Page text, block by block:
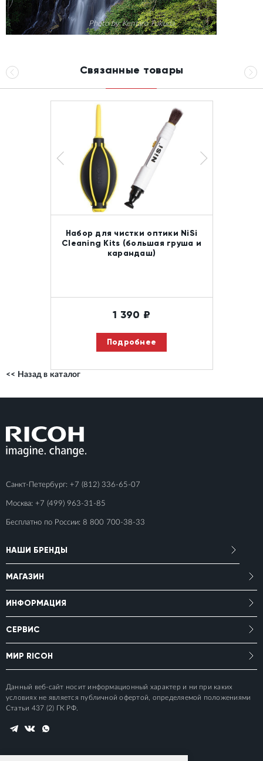
Photo by Kentaro Fukuda
Связанные товары
Набор для чистки оптики NiSi
Cleaning Kits (большая груша и
карандаш)
1 390 ₽
Подробнее
<< Назад в каталог
Санкт-Петербург: +7 (812) 336-65-07
Москва: +7 (499) 963-31-85
Бесплатно по России: 8 800 700-38-33
НАШИ БРЕНДЫ
МАГАЗИН
ИНФОРМАЦИЯ
СЕРВИС
МИР RICOH
Данный веб-сайт носит информационный характер и ни при каких
условиях не является публичной офертой, определяемой положениями
Статьи 437 (2) ГК РФ.